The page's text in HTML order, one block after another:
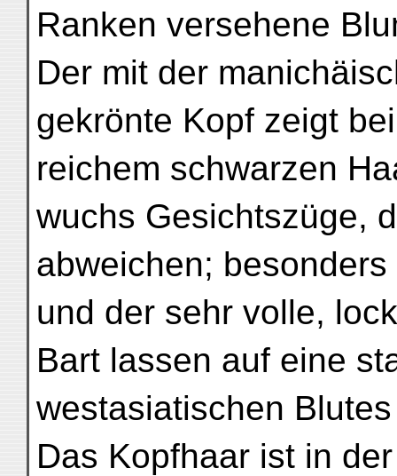
Ranken versehene
Der mit der
gekrönte Kopf zeigt
reichem schwarzen
wuchs Gesichtszüge,
abweichen;
und der sehr volle,
Bart lassen auf eine
westasiatischen
Das Kopfhaar ist in